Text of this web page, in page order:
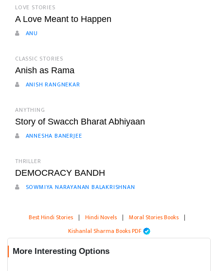
LOVE STORIES
A Love Meant to Happen
ANU
CLASSIC STORIES
Anish as Rama
ANISH RANGNEKAR
ANYTHING
Story of Swacch Bharat Abhiyaan
ANNESHA BANERJEE
THRILLER
DEMOCRACY BANDH
SOWMIYA NARAYANAN BALAKRISHNAN
Best Hindi Stories | Hindi Novels | Moral Stories Books |
Kishanlal Sharma Books PDF
More Interesting Options